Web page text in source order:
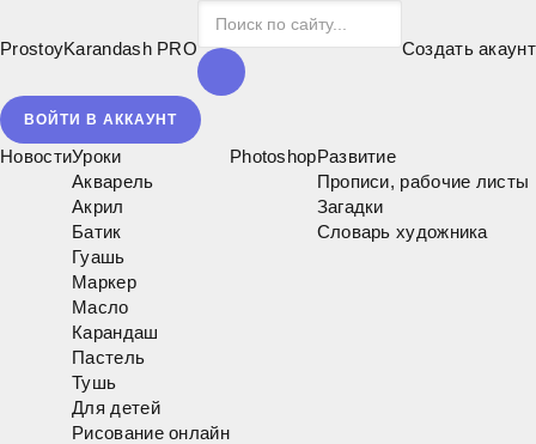
ProstoyKarandash PRO Создать акаунт
ВОЙТИ В АККАУНТ
НовостиУроки
Акварель
Акрил
Батик
Гуашь
Маркер
Масло
Карандаш
Пастель
Тушь
Для детей
Рисование онлайн
PhotoshopРазвитие
Прописи, рабочие листы
Загадки
Словарь художника